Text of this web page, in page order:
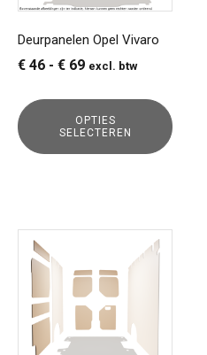
Deurpanelen Opel Vivaro
€ 46 - € 69Prijsklasse:
€ 69
excl. btw
OPTIES
SELECTEREN
kan
gekozen
worden
de
productpagina
product
meerdere
variaties.
Deze